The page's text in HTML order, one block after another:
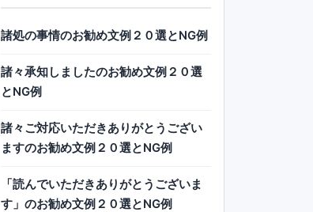
諸処の事情のお勧め文例２０選とNG例
諸々承知しましたのお勧め文例２０選
とNG例
諸々ご対応いただきありがとうござい
ますのお勧め文例２０選とNG例
「読んでいただきありがとうございま
す」のお勧め文例２０選とNG例